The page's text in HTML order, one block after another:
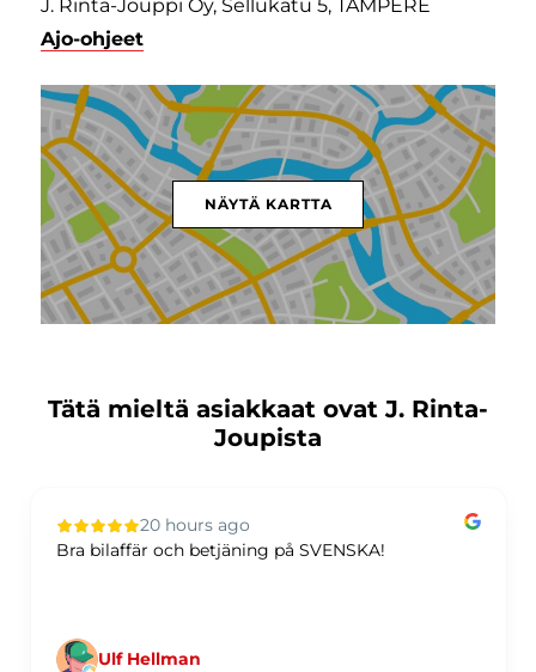
J. Rinta-Jouppi Oy, Sellukatu 5, TAMPERE
Ajo-ohjeet
NÄYTÄ KARTTA
Tätä mieltä asiakkaat ovat J. Rinta-
Joupista
20 hours ago
Bra bilaffär och betjäning på SVENSKA!
Ulf Hellman